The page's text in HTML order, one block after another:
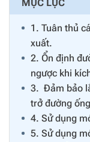
MỤC LỤC
1. Tuân thủ
xuất.
2. Ổn định
ngược khi
3. Đảm bảo
trở đường
4. Sử dụng
5. Sử dụng